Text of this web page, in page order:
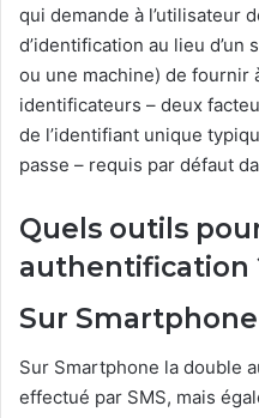
qui demande à l’utilisateur
d’identification au lieu
ou une machine) de fournir
identificateurs – deux
de l’identifiant unique
passe – requis par défaut
Quels outils
authentification
Sur Smartphone
Sur Smartphone la double
effectué par SMS, mais